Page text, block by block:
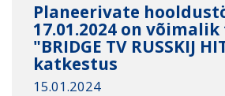
Planeerivate
17.01.2024 on
"BRIDGE TV RUSSKIJ
katkestus
15.01.2024